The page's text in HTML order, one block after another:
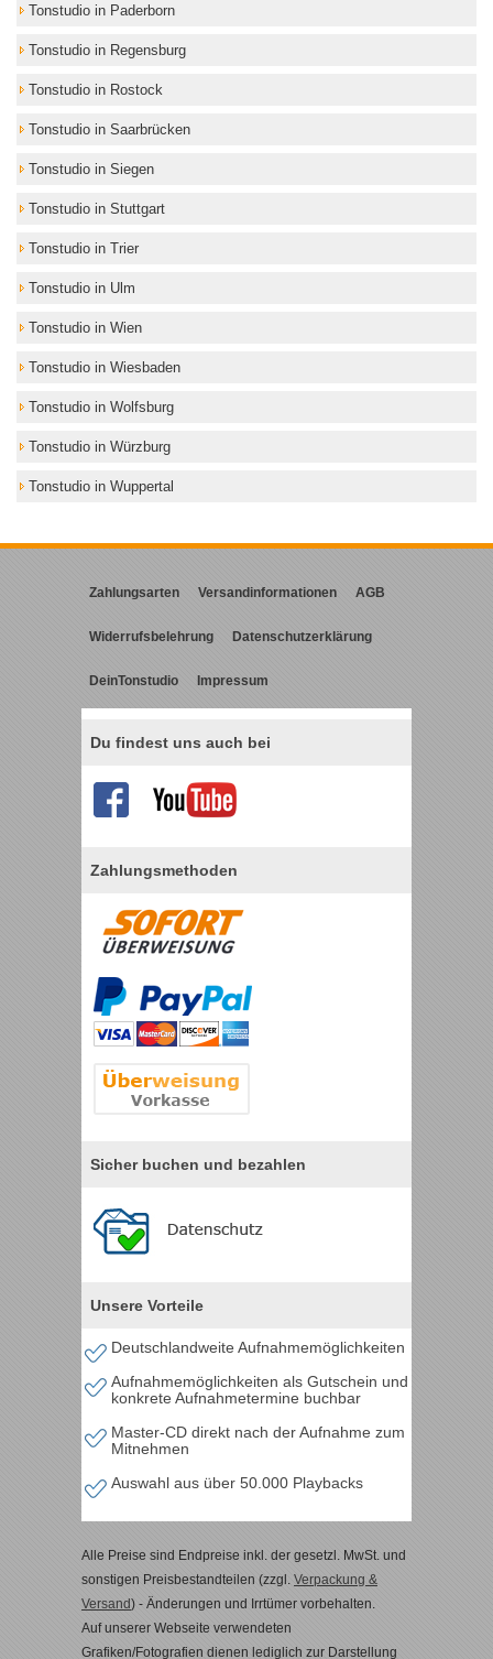
Tonstudio in Paderborn
Tonstudio in Regensburg
Tonstudio in Rostock
Tonstudio in Saarbrücken
Tonstudio in Siegen
Tonstudio in Stuttgart
Tonstudio in Trier
Tonstudio in Ulm
Tonstudio in Wien
Tonstudio in Wiesbaden
Tonstudio in Wolfsburg
Tonstudio in Würzburg
Tonstudio in Wuppertal
Zahlungsarten Versandinformationen AGB
Widerrufsbelehrung Datenschutzerklärung
DeinTonstudio Impressum
Du findest uns auch bei
Zahlungsmethoden
Sicher buchen und bezahlen
Unsere Vorteile
Deutschlandweite Aufnahmemöglichkeiten
Aufnahmemöglichkeiten als Gutschein und
konkrete Aufnahmetermine buchbar
Master-CD direkt nach der Aufnahme zum
Mitnehmen
Auswahl aus über 50.000 Playbacks
Alle Preise sind Endpreise inkl. der gesetzl. MwSt. und
sonstigen Preisbestandteilen (zzgl. Verpackung &
Versand) - Änderungen und Irrtümer vorbehalten.
Auf unserer Webseite verwendeten
Grafiken/Fotografien dienen lediglich zur Darstellung